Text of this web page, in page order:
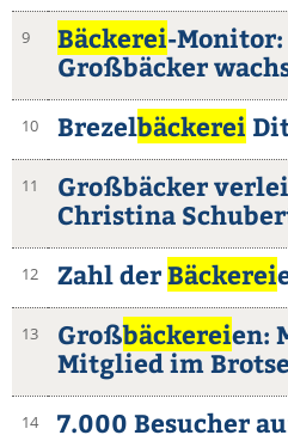
9 Bäckerei-
Großbäcker
10 Brezelbäckerei
11
Großbäcker
Christina
12 Zahl derBäckerei
13 Großbäckereien:
Mitglied im
14 7.000 Besucher